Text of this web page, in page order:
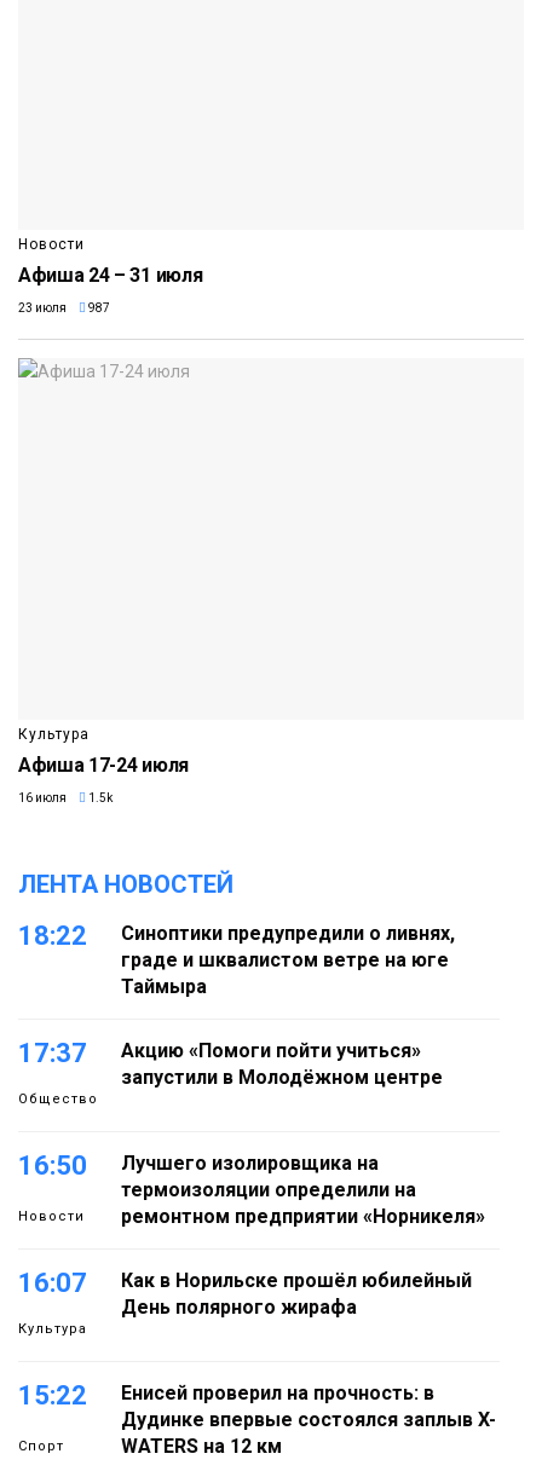
Новости
Афиша 24 – 31 июля
23 июля 987
Культура
Афиша 17-24 июля
16 июля 1.5k
ЛЕНТА НОВОСТЕЙ
18:22
Синоптики предупредили о ливнях,
граде и шквалистом ветре на юге
Таймыра
17:37
Общество
Акцию «Помоги пойти учиться»
запустили в Молодёжном центре
16:50
Новости
Лучшего изолировщика на
термоизоляции определили на
ремонтном предприятии «Норникеля»
16:07
Культура
Как в Норильске прошёл юбилейный
День полярного жирафа
15:22
Спорт
Енисей проверил на прочность: в
Дудинке впервые состоялся заплыв X-
WATERS на 12 км